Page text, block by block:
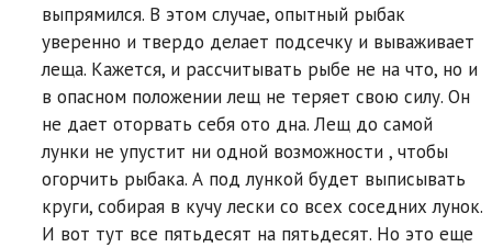
выпрямился. В этом случае, опытный рыбак
уверенно и твердо делает подсечку и вываживает
леща. Кажется, и рассчитывать рыбе не на что, но и
в опасном положении лещ не теряет свою силу. Он
не дает оторвать себя ото дна. Лещ до самой
лунки не упустит ни одной возможности , чтобы
огорчить рыбака. А под лункой будет выписывать
круги, собирая в кучу лески со всех соседних лунок.
И вот тут все пятьдесят на пятьдесят. Но это еще